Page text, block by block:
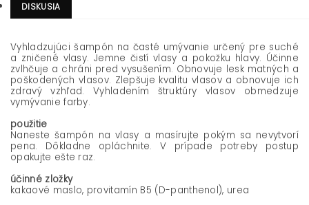
DISKUSIA
Vyhladzujúci šampón na časté umývanie určený pre suché
a zničené vlasy. Jemne čistí vlasy a pokožku hlavy. Účinne
zvlhčuje a chráni pred vysušením. Obnovuje lesk matných a
poškodených vlasov. Zlepšuje kvalitu vlasov a obnovuje ich
zdravý vzhľad. Vyhladením štruktúry vlasov obmedzuje
vymývanie farby.
použitie
Naneste šampón na vlasy a masírujte pokým sa nevytvorí
pena. Dôkladne opláchnite. V prípade potreby postup
opakujte ešte raz.
účinné zložky
kakaové maslo, provitamín B5 (D-panthenol), urea